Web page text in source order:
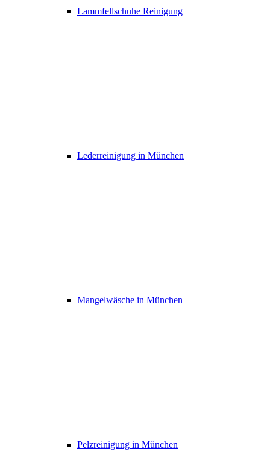
Lammfellschuhe Reinigung
Lederreinigung in München
Mangelwäsche in München
Pelzreinigung in München